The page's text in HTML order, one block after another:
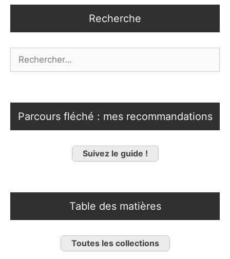
Recherche
Parcours fléché : mes recommandations
Suivez le guide !
Table des matières
Toutes les collections